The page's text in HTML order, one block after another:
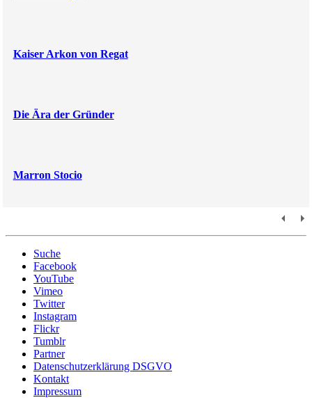
Kaiser Arkon von Regat
Die Ära der Gründer
Marron Stocio
Suche
Facebook
YouTube
Vimeo
Twitter
Instagram
Flickr
Tumblr
Partner
Datenschutzerklärung DSGVO
Kontakt
Impressum